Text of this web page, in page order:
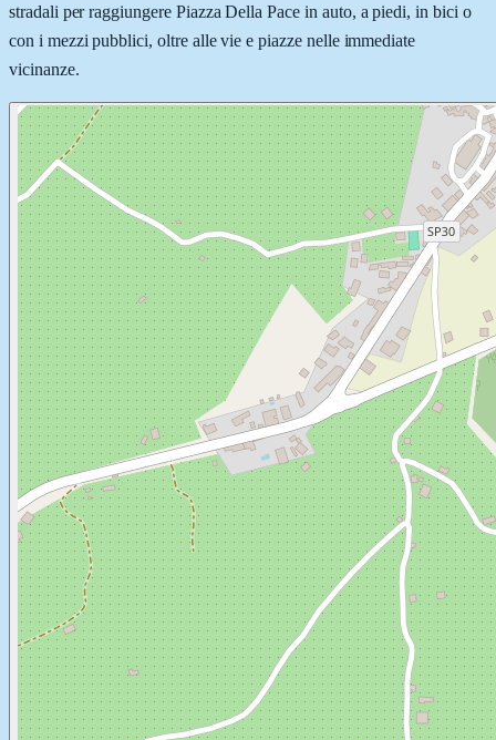
stradali per raggiungere Piazza Della Pace in auto, a piedi, in bici o
con i mezzi pubblici, oltre alle vie e piazze nelle immediate
vicinanze.